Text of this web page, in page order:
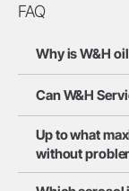
FAQ
Why is W&H
Can W&H
Up to what
without